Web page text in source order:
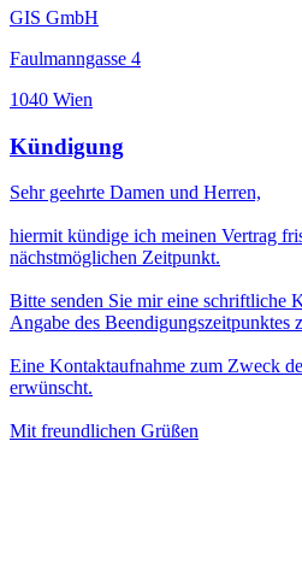
GIS GmbH
Faulmanngasse 4
1040 Wien
Kündigung
Sehr geehrte Damen und Herren,
hiermit kündige ich meinen Vertrag
nächstmöglichen Zeitpunkt.
Bitte senden Sie mir eine schriftliche
Angabe des Beendigungszeitpunktes
Eine Kontaktaufnahme zum Zweck
erwünscht.
Mit freundlichen Grüßen